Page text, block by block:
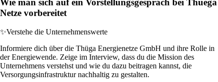
Wie man sich auf ein Vorstellungsgespräch bei Thuega
Netze vorbereitet
✨Verstehe die Unternehmenswerte
Informiere dich über die Thüga Energienetze GmbH und ihre Rolle in
der Energiewende. Zeige im Interview, dass du die Mission des
Unternehmens verstehst und wie du dazu beitragen kannst, die
Versorgungsinfrastruktur nachhaltig zu gestalten.